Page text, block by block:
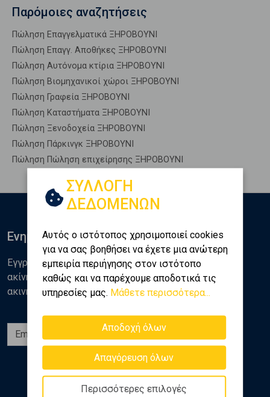
Παρόμοιες αναζητήσεις
Πώληση Επαγγελματικά ΞΗΡΟΒΟΥΝΙ
Πώληση Επαγγ. Αποθήκες ΞΗΡΟΒΟΥΝΙ
Πώληση Αυτόνομα κτίρια ΞΗΡΟΒΟΥΝΙ
Πώληση Βιομηχανικοί χώροι ΞΗΡΟΒΟΥΝΙ
Πώληση Γραφεία ΞΗΡΟΒΟΥΝΙ
Πώληση Καταστήματα ΞΗΡΟΒΟΥΝΙ
Πώληση Ξενοδοχεία ΞΗΡΟΒΟΥΝΙ
Πώληση Πάρκινγκ ΞΗΡΟΒΟΥΝΙ
Πώληση Πώληση επιχείρησης ΞΗΡΟΒΟΥΝΙ
ΣΥΛΛΟΓΗ
ΔΕΔΟΜΕΝΩΝ
Αυτός ο ιστότοπος χρησιμοποιεί cookies
για να σας βοηθήσει να έχετε μια ανώτερη
εμπειρία περιήγησης στον ιστότοπο
καθώς και να παρέχουμε αποδοτικά τις
υπηρεσίες μας. Μάθετε περισσότερα...
Αποδοχή όλων
Απαγόρευση όλων
Περισσότερες επιλογές
Ενημερωθείτε
Εγγραφείτε στο newsletter της Golden Home για νέα
ακίνητα, αναλύσεις και διάφορα θέματα της αγοράς
ακινήτων
Εγγραφή
Ακολουθήστε μας